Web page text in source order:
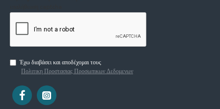
Έχω διαβάσει και αποδέχομαι τους
Πολιτικη Προστασιας Προσωπικων Δεδομενων